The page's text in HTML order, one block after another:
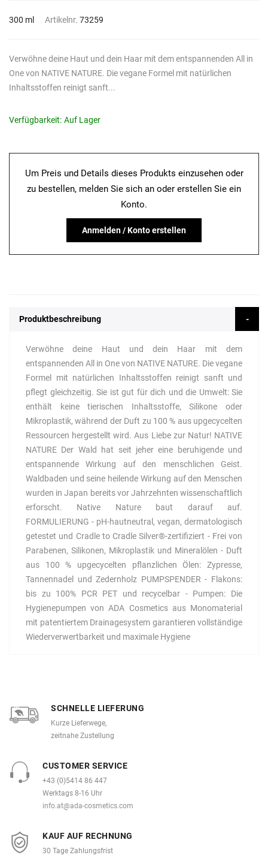
300 ml Artikelnr. 73259
Verwöhne deine Haut und dein Haar mit dem entspannenden All in
One von NATIVE NATURE. Die vegane Formel mit natürlichen
Inhaltsstoffen reinigt sanft...
Verfügbarkeit: Auf Lager
Um Preis und Details dieses Produkts einzusehen oder
zu bestellen, melden Sie sich an oder erstellen Sie ein
Konto.
Anmelden / Konto erstellen
Produktbeschreibung
Verwöhne deine Haut und dein Haar mit dem
entspannenden All in One von NATIVE NATURE. Die vegane
Formel mit natürlichen Inhaltsstoffen reinigt sanft und
pflegt gleichzeitig. Sie ist gut für dich und die Umwelt: Sie
enthält keine tierischen Inhaltsstoffe, Silikone oder
Mikroplastik, während der Duft zu 100 % aus upgecycelten
Ressourcen hergestellt wird. Aus Liebe zur Natur! NATIVE
NATURE Der Wald hat seit jeher eine beruhigende und
entspannende Wirkung auf den menschlichen Geist.
Waldbaden und seine heilende Wirkung auf den Menschen
wurden in Japan bereits vor Jahrzehnten wissenschaftlich
erforscht. Native Nature baut darauf auf.
FORMULIERUNG - pH-hautneutral, vegan, dermatologisch
getestet und Cradle to Cradle Silver®-zertifiziert - Frei von
Parabenen, Silikonen, Mikroplastik und Mineralölen - Duft
aus 100 % upgecycelten pflanzlichen Ölen: Zypresse,
Tannennadel und Zedernholz PUMPSPENDER - Flakons:
bis zu 100% PCR PET und recycelbar - Pumpen: Die
Hygienepumpen von ADA Cosmetics aus Monomaterial
mit patentiertem Drainagesystem garantieren vollständige
Wiederverwertbarkeit und maximale Hygiene
SCHNELLE LIEFERUNG
Kurze Lieferwege,
zeitnahe Zustellung
CUSTOMER SERVICE
+43 (0)5414 86 447
Werktags 8-16 Uhr
info.at@ada-cosmetics.com
KAUF AUF RECHNUNG
30 Tage Zahlungsfrist